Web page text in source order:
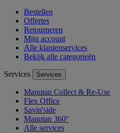
Bestellen
Offertes
Retourneren
Mijn account
Alle klantenservices
Bekijk alle categorieën
Services Services
Manutan Collect & Re-Use
Flex Office
Savin'side
Manutan 360°
Alle services